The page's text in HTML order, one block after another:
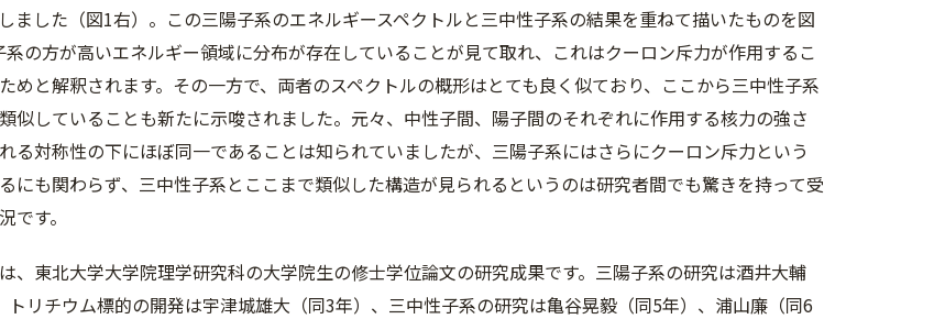
ました（図1右）。この三陽子系のエネルギースペクトルと三中性子系の結果を重ねて描いたものを図
の方が高いエネルギー領域に分布が存在していることが見て取れ、これはクーロン斥力が作用するこ
めと解釈されます。その一方で、両者のスペクトルの概形はとても良く似ており、ここから三中性子系
似していることも新たに示唆されました。元々、中性子間、陽子間のそれぞれに作用する核力の強さ
る対称性の下にほぼ同一であることは知られていましたが、三陽子系にはさらにクーロン斥力という
にも関わらず、三中性子系とここまで類似した構造が見られるというのは研究者間でも驚きを持って受
です。
、東北大学大学院理学研究科の大学院生の修士学位論文の研究成果です。三陽子系の研究は酒井大輔
トリチウム標的の開発は宇津城雄大（同3年）、三中性子系の研究は亀谷晃毅（同5年）、浦山廉（同6